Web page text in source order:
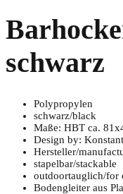
schwarz
Polypropylen
schwarz/black
Maße: HBT ca.
Design by:
Hersteller/
stapelbar/stackable
outdoortauglich/for
Bodengleiter aus